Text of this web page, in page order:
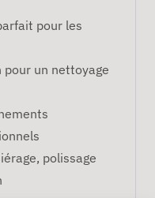
pour les
un nettoyage
polissage